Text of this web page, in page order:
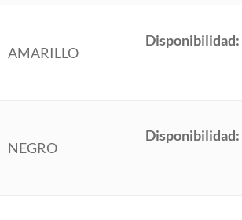
AMARILLO
Disponibilidad:
NEGRO
Disponibilidad: